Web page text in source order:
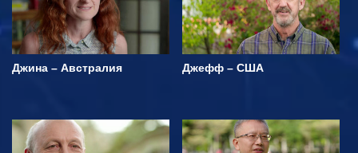
Джина – Австралия Джефф – США